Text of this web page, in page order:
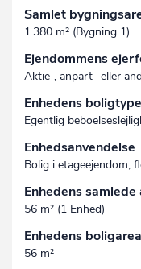
Samlet
1.380 m² (Bygning 1)
Ejendommens
Aktie-, anpart- eller
Enhedens boligtype
Egentlig
Enhedsanvendelse
Bolig i etageejendom,
Enhedens samlede
56 m² (1 Enhed)
Enhedens
56 m²